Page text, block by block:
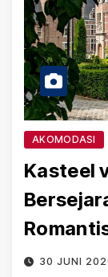
AKOMODASI
Kasteel
30 JUNI